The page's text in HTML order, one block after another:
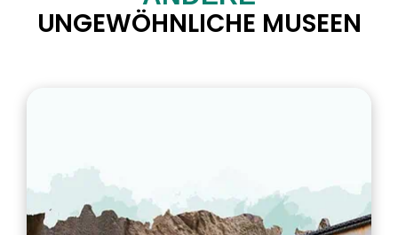
UNGEWÖHNLICHE MUSEEN